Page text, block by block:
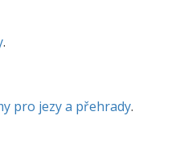
.
pro jezy a přehrady.